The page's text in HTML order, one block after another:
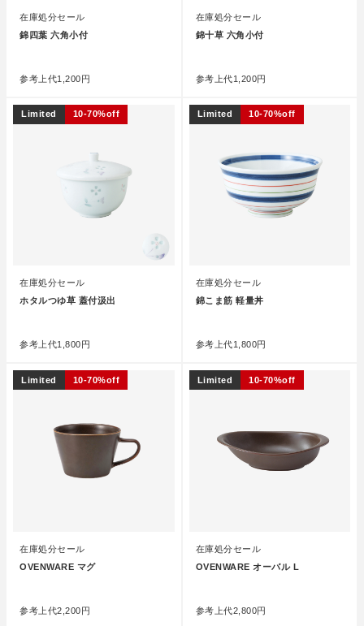
在庫処分セール
錦四葉 六角小付
参考上代1,200円
在庫処分セール
錦十草 六角小付
参考上代1,200円
在庫処分セール
ホタルつゆ草 蓋付汲出
参考上代1,800円
Limited 10-70%off
在庫処分セール
錦こま筋 軽量丼
参考上代1,800円
Limited 10-70%off
在庫処分セール
OVENWARE マグ
参考上代2,200円
Limited 10-70%off
在庫処分セール
OVENWARE オーバル L
参考上代2,800円
Limited 10-70%off